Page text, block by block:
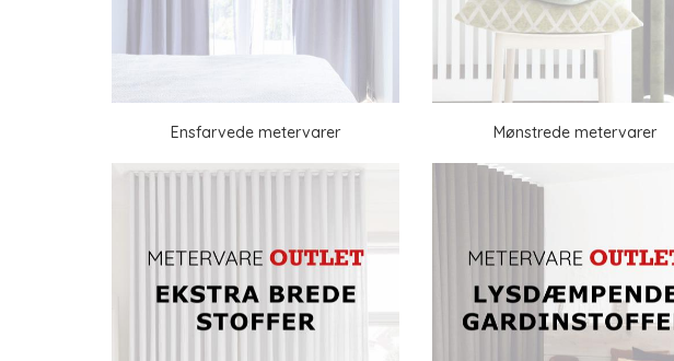
Ensfarvede metervarer Mønstrede metervarer